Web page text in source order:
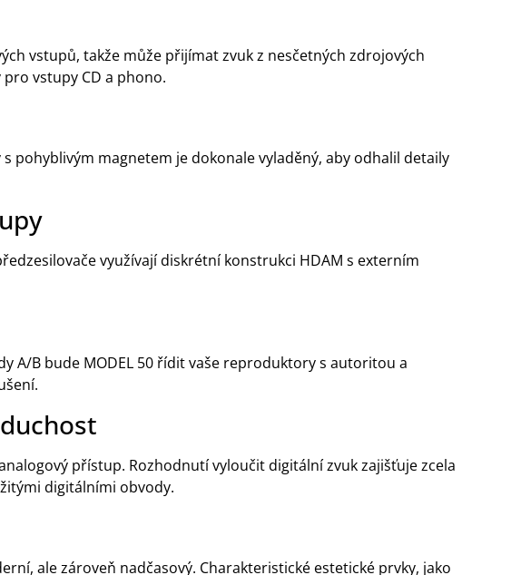
vstupů, takže může přijímat zvuk z nesčetných zdrojových
vstupy CD a phono.
pohyblivým magnetem je dokonale vyladěný, aby odhalil detaily
využívají diskrétní konstrukci HDAM s externím
A/B bude MODEL 50 řídit vaše reproduktory s autoritou a
přístup. Rozhodnutí vyloučit digitální zvuk zajišťuje zcela
digitálními obvody.
ale zároveň nadčasový. Charakteristické estetické prvky, jako